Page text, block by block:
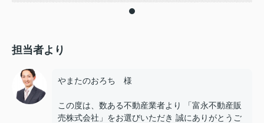
担当者より
やまたのおろち 様
この度は、数ある不動産業者より 「富永不動産販
売株式会社」をお選びいただき 誠にありがとうご